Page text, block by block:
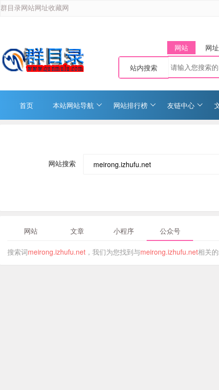
群目录网站网址收藏网
网站 网址
站内搜索
首页 本站网站导航 网站排行榜 友链中心
网站搜索
网站 文章 小程序 公众号
搜索词meirong.izhufu.net ，我们为您找到与meirong.izhufu.net相关